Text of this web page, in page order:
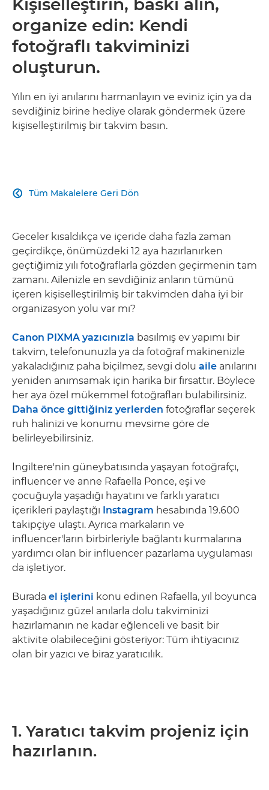
Kişiselleştirin, baskı alın,
organize edin: Kendi
fotoğraflı takviminizi
oluşturun.
Yılın en iyi anılarını harmanlayın ve eviniz için ya da
sevdiğiniz birine hediye olarak göndermek üzere
kişiselleştirilmiş bir takvim basın.
Tüm Makalelere Geri Dön

Geceler kısaldıkça ve içeride daha fazla zaman
geçirdikçe, önümüzdeki 12 aya hazırlanırken
geçtiğimiz yılı fotoğraflarla gözden geçirmenin tam
zamanı. Ailenizle en sevdiğiniz anların tümünü
içeren kişiselleştirilmiş bir takvimden daha iyi bir
organizasyon yolu var mı?
Canon PIXMA yazıcınızla basılmış ev yapımı bir
takvim, telefonunuzla ya da fotoğraf makinenizle
yakaladığınız paha biçilmez, sevgi dolu aile anılarını
yeniden anımsamak için harika bir fırsattır. Böylece
her aya özel mükemmel fotoğrafları bulabilirsiniz.
Daha önce gittiğiniz yerlerden fotoğraflar seçerek
ruh halinizi ve konumu mevsime göre de
belirleyebilirsiniz.
İngiltere'nin güneybatısında yaşayan fotoğrafçı,
influencer ve anne Rafaella Ponce, eşi ve
çocuğuyla yaşadığı hayatını ve farklı yaratıcı
içerikleri paylaştığı Instagram hesabında 19.600
takipçiye ulaştı. Ayrıca markaların ve
influencer'ların birbirleriyle bağlantı kurmalarına
yardımcı olan bir influencer pazarlama uygulaması
da işletiyor.
Burada el işlerini konu edinen Rafaella, yıl boyunca
yaşadığınız güzel anılarla dolu takviminizi
hazırlamanın ne kadar eğlenceli ve basit bir
aktivite olabileceğini gösteriyor: Tüm ihtiyacınız
olan bir yazıcı ve biraz yaratıcılık.
1. Yaratıcı takvim projeniz için
hazırlanın.